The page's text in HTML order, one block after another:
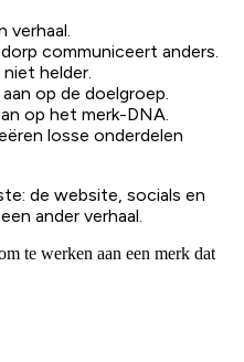
verhaal.
communiceert anders.
helder.
op de doelgroep.
op het merk-DNA.
losse onderdelen
de website, socials en
ander verhaal.
te werken aan een merk dat